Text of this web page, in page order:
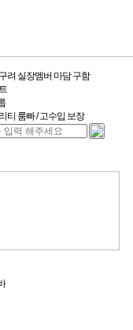
려 실장멤버 마담 구함
티 룸빠 / 고수입 보장